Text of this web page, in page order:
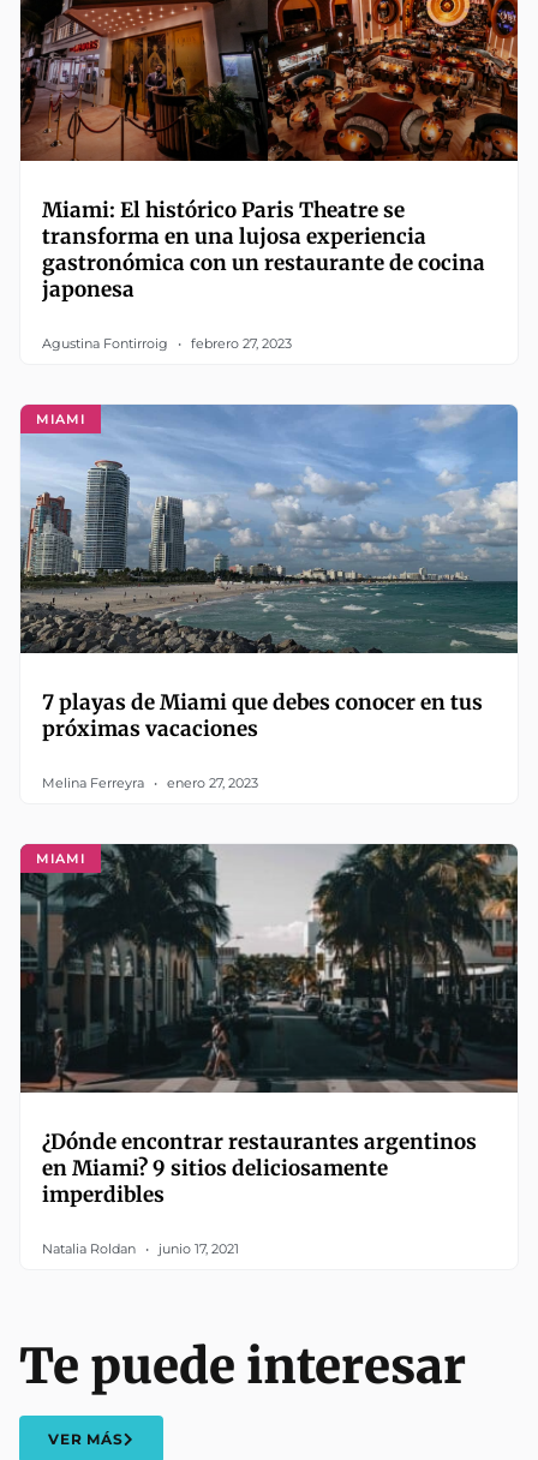
Miami: El histórico Paris Theatre se
transforma en una lujosa experiencia
gastronómica con un restaurante de cocina
japonesa
Agustina Fontirroig febrero 27, 2023
MIAMI
7 playas de Miami que debes conocer en tus
próximas vacaciones
Melina Ferreyra enero 27, 2023
MIAMI
¿Dónde encontrar restaurantes argentinos
en Miami? 9 sitios deliciosamente
imperdibles
Natalia Roldan junio 17, 2021
Te puede interesar
VER MÁS